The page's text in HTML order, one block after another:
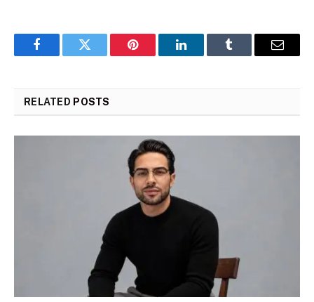
FacebookTwitter Pinterest LinkedInTumblr Email
RELATED POSTS